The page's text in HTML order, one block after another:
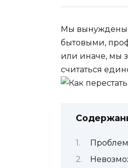
Мы вынуждены
бытовыми,
или иначе, мы
считаться